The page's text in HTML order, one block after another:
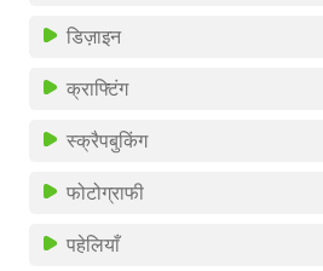
डिज़ाइन
क्राफ्टिंग
स्क्रैपबुकिंग
फोटोग्राफी
पहेलियाँ